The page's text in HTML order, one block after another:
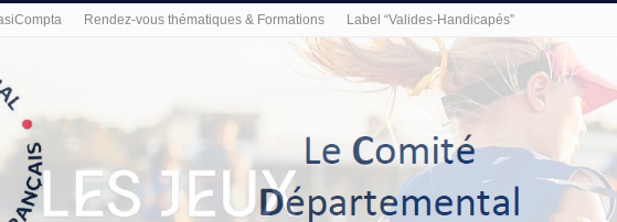
Rendez-vous thématiques & Formations Label “Valides-Handicapés”